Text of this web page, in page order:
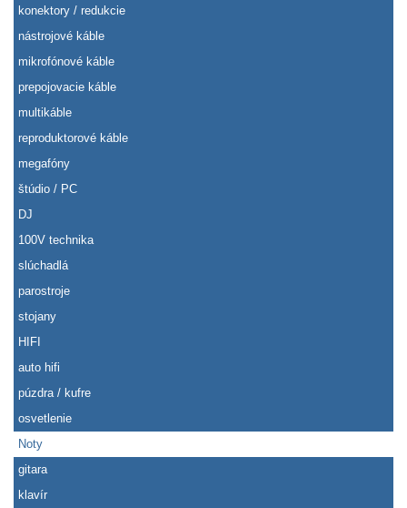
konektory / redukcie
nástrojové káble
mikrofónové káble
prepojovacie káble
multikáble
reproduktorové káble
megafóny
štúdio / PC
DJ
100V technika
slúchadlá
parostroje
stojany
HIFI
auto hifi
púzdra / kufre
osvetlenie
Noty
gitara
klavír